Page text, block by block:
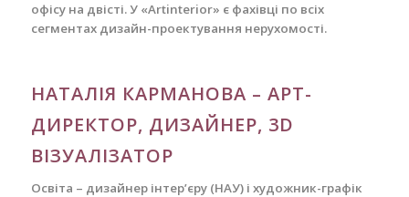
офісу на двісті. У «Artinterior» є фахівці по всіх
сегментах дизайн-проектування нерухомості.
НАТАЛІЯ КАРМАНОВА – АРТ-
ДИРЕКТОР, ДИЗАЙНЕР, 3D
ВІЗУАЛІЗАТОР
Освіта – дизайнер інтер’єру (НАУ) і художник-графік